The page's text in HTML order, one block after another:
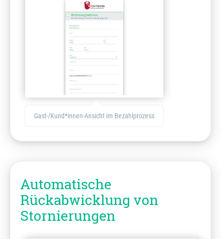
Gast-/Kund*innen-Ansicht im Bezahlprozess
Automatische
Rückabwicklung von
Stornierungen